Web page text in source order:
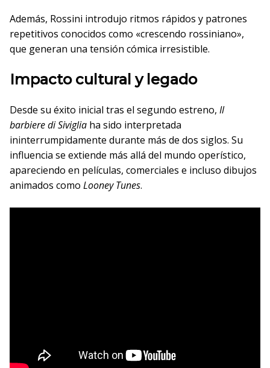
Además, Rossini introdujo ritmos rápidos y patrones
repetitivos conocidos como «crescendo rossiniano»,
que generan una tensión cómica irresistible.
Impacto cultural y legado
Desde su éxito inicial tras el segundo estreno, Il
barbiere di Siviglia ha sido interpretada
ininterrumpidamente durante más de dos siglos. Su
influencia se extiende más allá del mundo operístico,
apareciendo en películas, comerciales e incluso dibujos
animados como Looney Tunes.